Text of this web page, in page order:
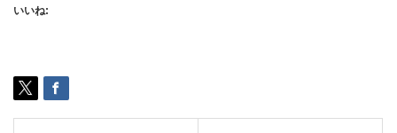
いいね: